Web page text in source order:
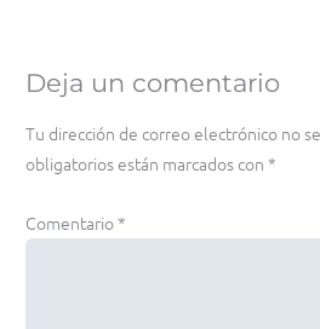
Deja un comentario
Tu dirección de correo electrónico no
obligatorios están marcados con *
Comentario*